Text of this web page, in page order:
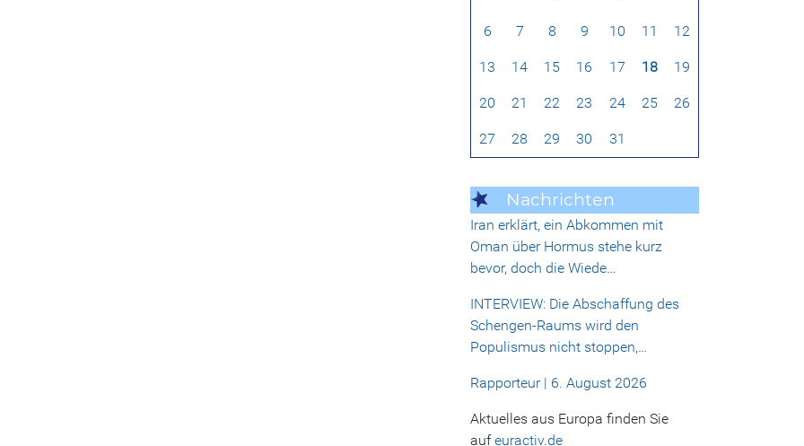
6 7 8 9 10 11 12
13 14 15 16 17 18 19
20 21 22 23 24 25 26
27 28 29 30 31
Nachrichten
Iran erklärt, ein Abkommen mit
Oman über Hormus stehe kurz
bevor, doch die Wiede…
INTERVIEW: Die Abschaffung des
Schengen-Raums wird den
Populismus nicht stoppen,…
Rapporteur | 6. August 2026
Aktuelles aus Europa finden Sie
aufeuractiv.de